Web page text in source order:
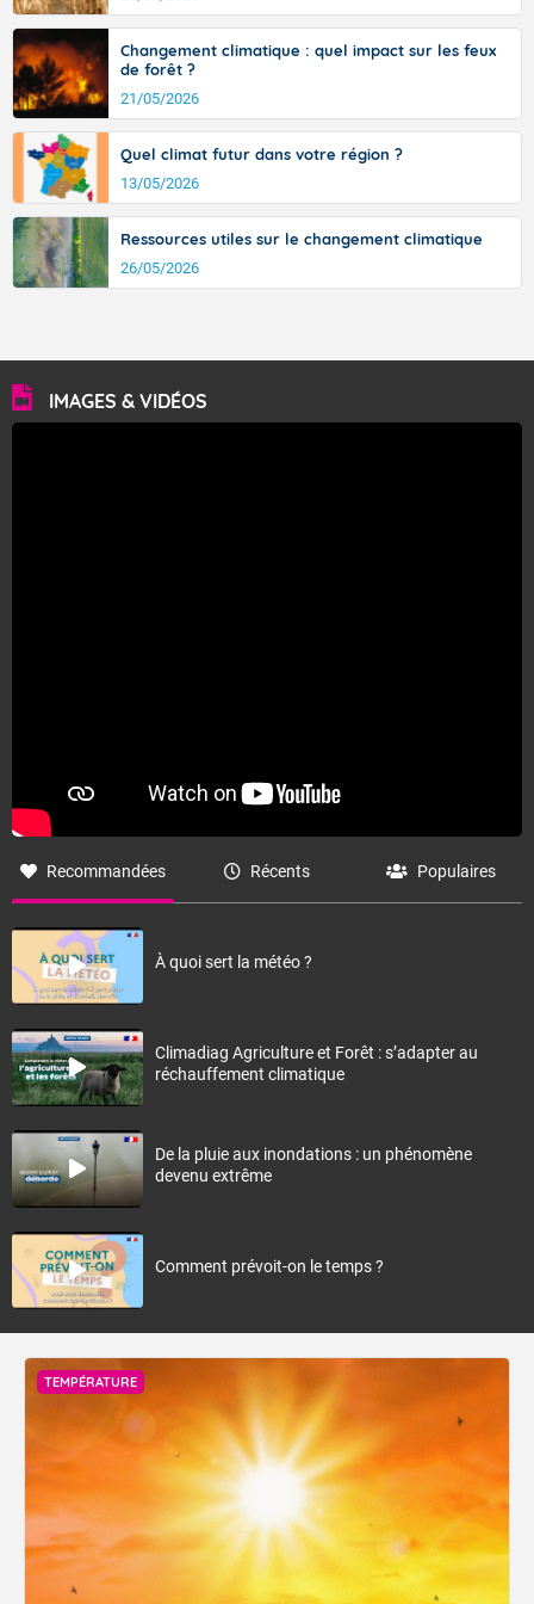
Changement climatique : quel impact sur les feux
de forêt ?
21/05/2026
Quel climat futur dans votre région ?
13/05/2026
Ressources utiles sur le changement climatique
26/05/2026
IMAGES & VIDÉOS
Recommandées Récents Populaires
À quoi sert la météo ?
Climadiag Agriculture et Forêt : s’adapter au
réchauffement climatique
De la pluie aux inondations : un phénomène
devenu extrême
Comment prévoit-on le temps ?
TEMPÉRATURE